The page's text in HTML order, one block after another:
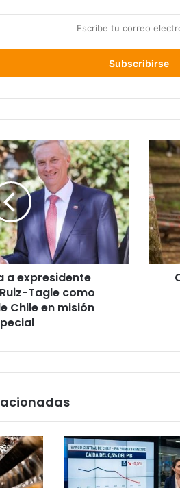
a expresidente
Tagle como
Chile en misión
Quinta
versión
del
Cross
Women
2026
Valdivia